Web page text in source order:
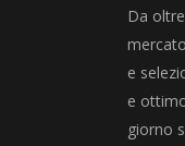
Da
e
e
giorno